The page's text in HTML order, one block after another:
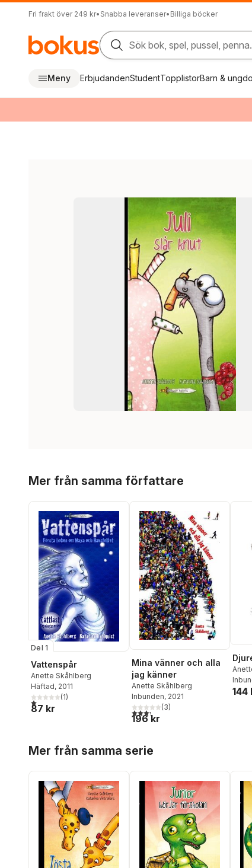
Fri frakt över 249 kr• Snabba leveranser• Billiga böcker
Sök bok, spel, pussel,
Meny ErbjudandenStudentTopplistorBarn &
Mer från samma författare
Del 1
Vattenspår
Anette Skåhlberg
Häftad, 2011
1,0utav 5 stjärnor. Totalt antal röster:
(1)
87 kr
Mina vänner och alla
jag känner
Anette Skåhlberg
Inbunden, 2021
3,3utav 5 stjärnor. Totalt antal
(3)
196 kr
144
Mer från samma serie